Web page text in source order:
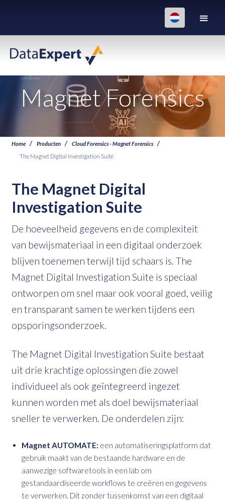
Magnet Forensics
Home Producten
Cloud Forensics - Magnet Forensics
The Magnet Digital Investigation Suite
The Magnet Digital
Investigation Suite
De hoeveelheid gegevens en de complexiteit
van bewijsmateriaal in een digitaal onderzoek
blijven toenemen terwijl tijd schaars is. The
Magnet Digital Investigation Suite is speciaal
ontworpen om snel maar ook vooral goed, veilig
en transparant samen te werken tijdens een
opsporingsonderzoek.
The Magnet Digital Investigation Suite bestaat
uit drie krachtige oplossingen die zowel
individueel als ook geïntegreerd ingezet
kunnen worden met als doel bewijsmateriaal
sneller te verwerken. De onderdelen zijn:
Magnet AUTOMATE: een automatiseringsplatform dat
gebruik maakt van de bestaande hardware en de
aanwezige softwaretools in een lab om
gestandaardiseerde workflows te creëren en gegevens
te verwerken. Dit zonder tussenkomst van een digitaal